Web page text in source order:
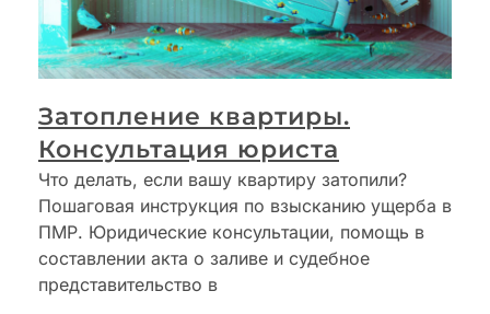
Затопление квартиры.
Консультация юриста
Что делать, если вашу квартиру затопили?
Пошаговая инструкция по взысканию ущерба в
ПМР. Юридические консультации, помощь в
составлении акта о заливе и судебное
представительство в